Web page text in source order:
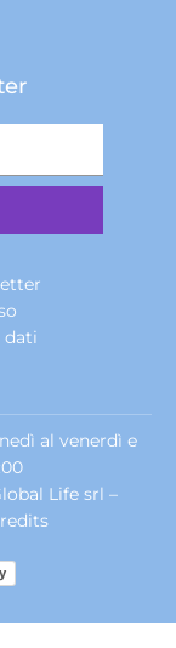
dati
al venerdì e
Life srl –